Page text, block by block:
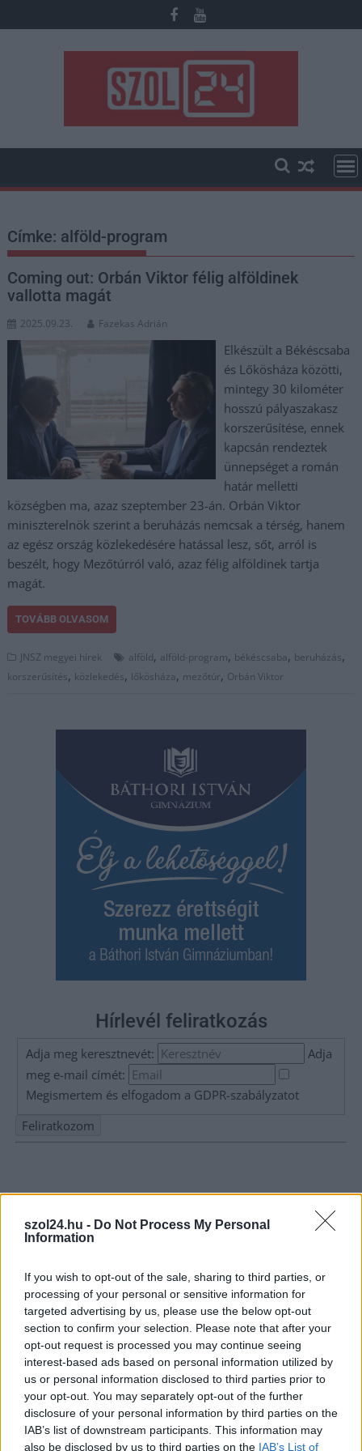
szol24.hu - Do Not Process My Personal
Information
If you wish to opt-out of the sale, sharing to third parties, or
processing of your personal or sensitive information for
targeted advertising by us, please use the below opt-out
section to confirm your selection. Please note that after your
opt-out request is processed you may continue seeing
interest-based ads based on personal information utilized by
us or personal information disclosed to third parties prior to
your opt-out. You may separately opt-out of the further
disclosure of your personal information by third parties on the
IAB’s list of downstream participants. This information may
also be disclosed by us to third parties on the IAB’s List of
to
Címke: alföld-program
Coming out: Orbán Viktor félig alföldinek
vallotta magát
2025.09.23. Fazekas Adrián
Elkészült a Békéscsaba
és Lőkösháza közötti,
mintegy 30 kilométer
hosszú pályaszakasz
korszerűsítése, ennek
kapcsán rendeztek
ünnepséget a román
határ melletti
községben ma, azaz szeptember 23-án. Orbán Viktor
miniszterelnök szerint a beruházás nemcsak a térség, hanem
az egész ország közlekedésére hatással lesz, sőt, arról is
beszélt, hogy Mezőtúrról való, azaz félig alföldinek tartja
magát.
TOVÁBB OLVASOM
JNSZ megyei hírek alföld, alföld-program, békéscsaba, beruházás,
korszerűsítés, közlekedés, lőkösháza, mezőtúr, Orbán Viktor
Hírlevél feliratkozás
Adja meg keresztnevét:
Adja
meg e-mail címét:
Megismertem és elfogadom a GDPR-szabályzatot
postaládájába érkezik!
Hétfőn kezdik, csütörtökön végeznek – lezárás miatt
fennakadásokra és pótlóbuszos közlekedésre számítsunk az
egyik Jász-Nagykun-Szolnok megyei vasútvonalon
Visszaszámlálás indul: -1, 0, Sziget!
Már magasabb szinten is nyomoznak Szijjártó
büntetőügyében, vesztegetés miatt 3 év letöltendőt kaphat és
ez csak az egyik botrány